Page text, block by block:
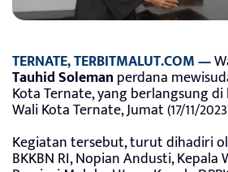
TERNATE, TERBITMALUT.COM —
Tauhid Soleman perdana
Kota Ternate, yang berlangsung
Wali Kota Ternate, Jumat (17/11/
Kegiatan tersebut, turut dihadiri
BKKBN RI, Nopian Andusti, Kepala